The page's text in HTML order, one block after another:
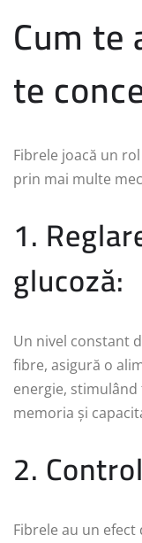
Cum
te
Fibrele joacă un
prin mai multe
1.
glucoză:
Un nivel constant
fibre, asigură o
energie,
memoria și
2.
Fibrele au un